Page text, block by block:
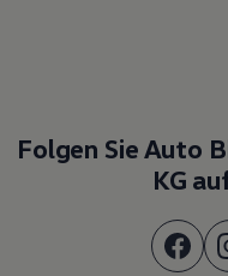
Folgen Sie Auto
KG